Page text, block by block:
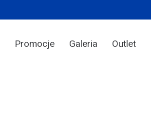
Promocje Galeria Outlet